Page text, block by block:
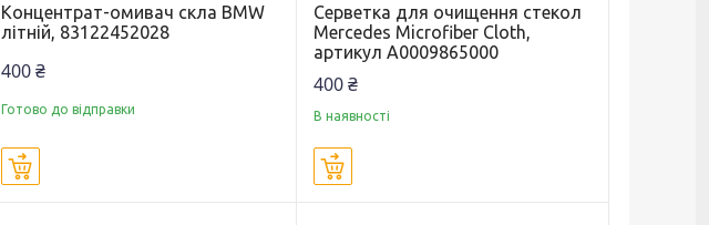
Концентрат-омивач скла BMW
літній, 83122452028
400 ₴
Готово до відправки
Серветка для очищення стекол
Mercedes Microfiber Cloth,
артикул A0009865000
400 ₴
В наявності